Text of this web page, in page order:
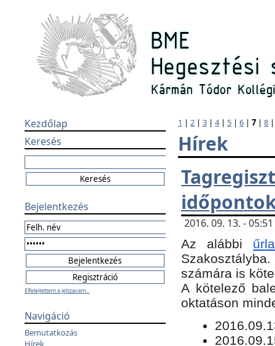
Kezdőlap
Keresés
Bejelentkezés
Elfelejtettem a jelszavam...
Navigáció
Bemutatkozás
Hírek
1 | 2 | 3 | 4| 5 | 6 | 7 | 8
Hírek
2016. 09. 13. -
Az alábbi
számára is
​A kötelező
oktatáson